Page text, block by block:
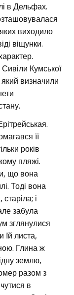
в Дельфах.
виходило
віщунки.
Кумської
який визначили
її
років
пляжі.
що вона
Тоді вона
і
забула
зглянулися
їй листа,
Глина ж
землю,
разом з
в